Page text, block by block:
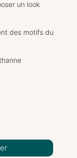
un look
des motifs du